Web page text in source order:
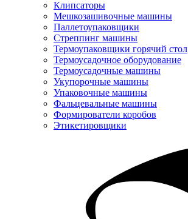
Клипсаторы
Мешкозашивочные машины
Паллетоупаковщики
Стреппинг машины
Термоупаковщики горячий стол
Термоусадочное оборудование
Термоусадочные машины
Укупорочные машины
Упаковочные машины
Фальцевальные машины
Формирователи коробов
Этикетировщики